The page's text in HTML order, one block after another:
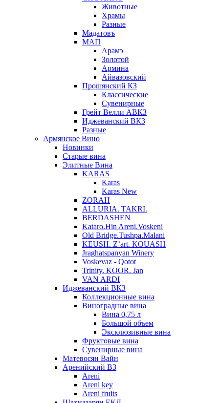
Животные
Храмы
Разные
Мадатовъ
МАП
Арамэ
Золотой
Армина
Айвазовский
Прошянский КЗ
Классические
Сувенирные
Грейт Велли АВКЗ
Иджеванский ВКЗ
Разные
Армянское Вино
Новинки
Старые вина
Элитные Вина
KARAS
Karas
Karas New
ZORAH
ALLURIA. TAKRI.
BERDASHEN
Kataro.Hin Areni.Voskeni
Old Bridge.Tushpa.Malani
KEUSH. Z’art. KOUASH
Jraghatspanyan Winery
Voskevaz - Qotot
Trinity. KOOR. Jan
VAN ARDI
Иджеванский ВКЗ
Коллекционные вина
Виноградные вина
Вина 0,75 л
Большой объем
Эксклюзивные вина
Фруктовые вина
Cувенирные вина
Матевосян Вайн
Аренийский ВЗ
Areni
Areni key
Areni fruits